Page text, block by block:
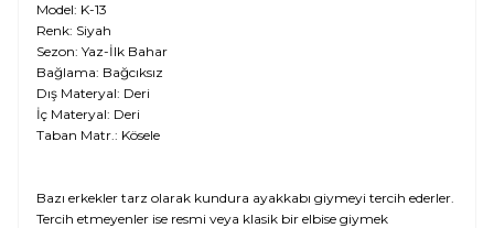
Model: K-13
Renk: Siyah
Sezon: Yaz-İlk Bahar
Bağlama: Bağcıksız
Dış Materyal: Deri
İç Materyal: Deri
Taban Matr.: Kösele
Bazı erkekler tarz olarak kundura ayakkabı giymeyi tercih ederler.
Tercih etmeyenler ise resmi veya klasik bir elbise giymek